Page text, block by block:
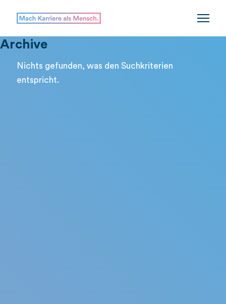
Archive
Nichts gefunden, was den Suchkriterien
entspricht.